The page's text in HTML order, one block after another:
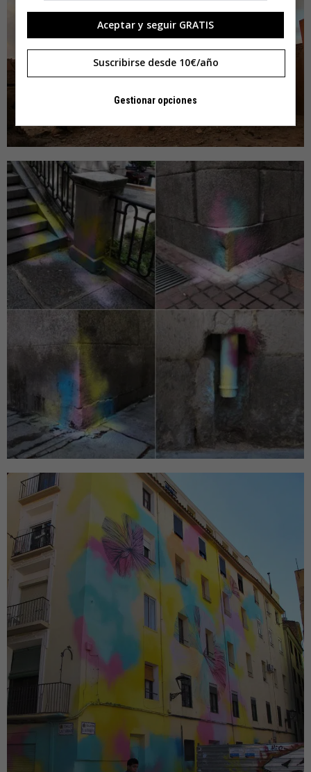
Aceptar y seguir GRATIS
Suscribirse desde 10€/año
Gestionar opciones